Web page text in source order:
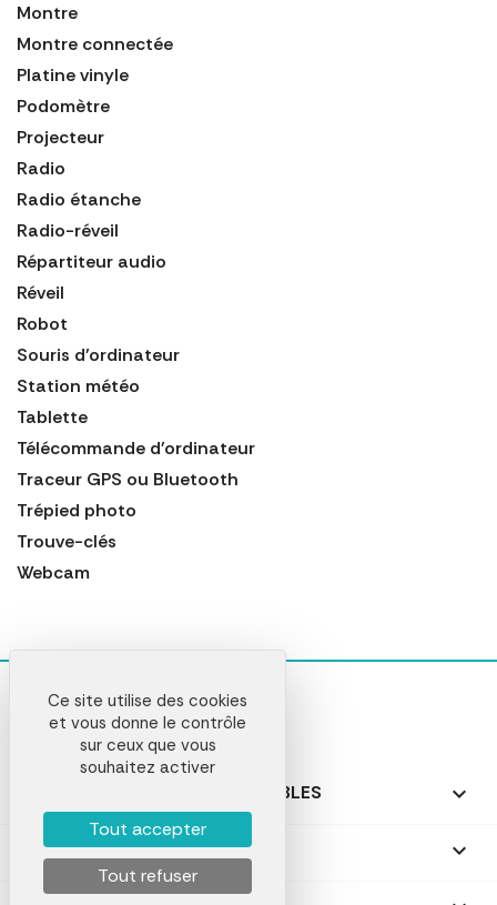
Montre
Montre connectée
Platine vinyle
Podomètre
Projecteur
Radio
Radio étanche
Radio-réveil
Répartiteur audio
Réveil
Robot
Souris d'ordinateur
Station météo
Tablette
Télécommande d'ordinateur
Traceur GPS ou Bluetooth
Trépied photo
Trouve-clés
Webcam
NOS PRODUITS PERSONNALISABLES 
NOS CADEAUX PERSONNALISÉS 
Ce site utilise des cookies
et vous donne le contrôle
sur ceux que vous
souhaitez activer
Tout accepter
Tout refuser